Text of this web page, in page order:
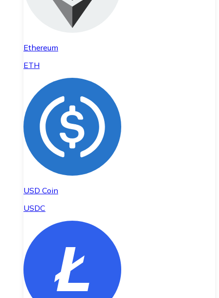
Ethereum
ETH
USD Coin
USDC